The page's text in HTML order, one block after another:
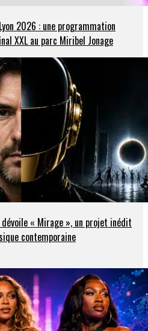
2026 : une programmation
XXL au parc Miribel Jonage
« Mirage », un projet inédit
contemporaine